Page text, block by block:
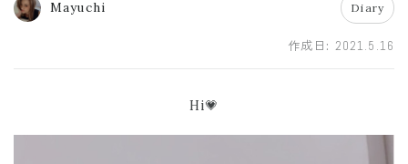
Mayuchi Diary
作成日: 2021.5.16
Hi💗